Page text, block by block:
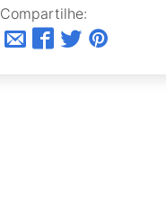
Compartilhe: